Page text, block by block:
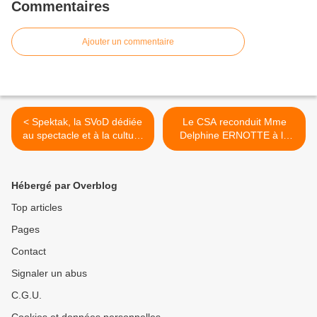
Commentaires
Ajouter un commentaire
< Spektak, la SVoD dédiée
au spectacle et à la culture
guadeloupéenne !
Le CSA reconduit Mme
Delphine ERNOTTE à la
tête de France Télévisions !
Hébergé par Overblog
Top articles
Pages
Contact
Signaler un abus
C.G.U.